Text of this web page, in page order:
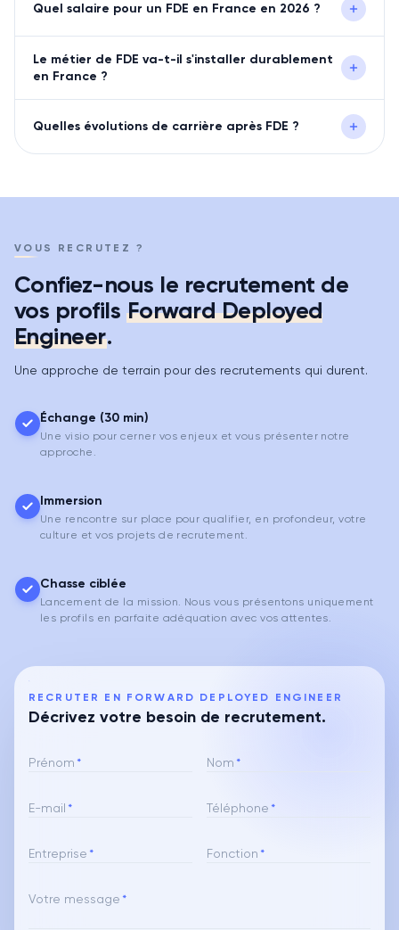
Quel salaire pour un FDE en France en 2026 ?
Le métier de FDE va-t-il s'installer durablement
en France ?
Quelles évolutions de carrière après FDE ?
VOUS RECRUTEZ ?
Confiez-nous le recrutement de
vos profils Forward Deployed
Engineer.
Une approche de terrain pour des recrutements qui durent.
Échange (30 min)
Une visio pour cerner vos enjeux et vous présenter notre
approche.
Immersion
Une rencontre sur place pour qualifier, en profondeur, votre
culture et vos projets de recrutement.
Chasse ciblée
Lancement de la mission. Nous vous présentons uniquement
les profils en parfaite adéquation avec vos attentes.
RECRUTER EN FORWARD DEPLOYED ENGINEER
Décrivez votre besoin de recrutement.
Prénom * Nom *
E-mail * Téléphone *
Entreprise * Fonction *
Votre message *